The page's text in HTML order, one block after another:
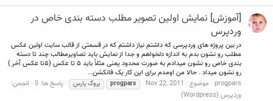
[آموزش] نمایش اولین تصویر مطلب دسته بندی خاص در
وردپرس
در بین پروژه های وردپرسی که داشتم نیاز داشتم که در قسمتی از قالب سایت اولین عکس
مطلب رو نشون بدم به اندازه دلخواهم و جدا از نمایش باید تصاویرمطالب چند تا دسته
بندی خاص رو نشون میدادم به صورت محدود یعنی مثلاً باید ۵ تا عکس (۵تا عکس آخر )
رو نشون میداد . حالا من اومدم برای این کار یک فانکشن...
progpars موضوع Nov 22, 2011
progpars پروگ پارس پاسخ ها: 0
انجمن:
وردپرس (Wordpress)